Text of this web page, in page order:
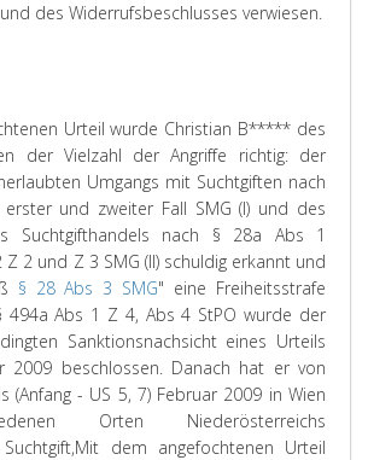
des Widerrufsbeschlusses verwiesen.
Urteil wurde Christian B***** des
der Vielzahl der Angriffe richtig: der
Umgangs mit Suchtgiften nach
und zweiter Fall SMG (I) und des
Suchtgifthandels nach § 28a Abs 1
Z 2 und Z 3 SMG (II) schuldig erkannt und
§ 28 Abs 3 SMG" eine Freiheitsstrafe
494a Abs 1 Z 4, Abs 4 StPO wurde der
Sanktionsnachsicht eines Urteils
2009 beschlossen. Danach hat er von
(Anfang - US 5, 7) Februar 2009 in Wien
Orten Niederösterreichs
Mit dem angefochtenen Urteil